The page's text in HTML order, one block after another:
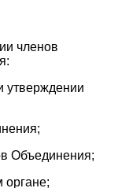
членов
утверждении
Объединения;
органе;